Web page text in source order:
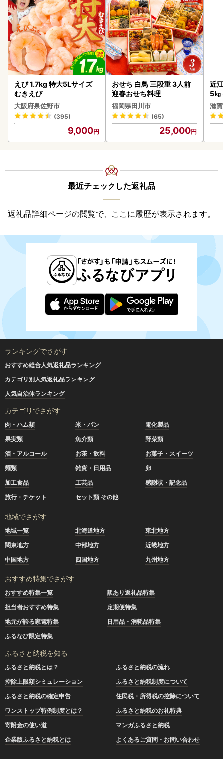
えび 1.7kg 特大5Lサイズ
むきえび
大阪府泉佐野市
(395)
9,000
おせち 白鳥 三段重 3人前
迎春おせち料理
福岡県田川市
(65)
25,000
近
5㎏
菜
滋
最近チェックした返礼品
返礼品詳細ページの閲覧で、ここに履歴が表示されます。
ランキングでさがす
おすすめ総合人気返礼品ランキング
カテゴリ別人気返礼品ランキング
人気自治体ランキング
カテゴリでさがす
肉・ハム類 米・パン
電化製品
果実類
魚介類
野菜類
酒・アルコール
お茶・飲料
お菓子・スイーツ
麺類
雑貨・日用品
卵
加工食品
工芸品
感謝状・記念品
旅行・チケット
セット類 その他
地域でさがす
地域一覧 北海道地方
東北地方
関東地方
中部地方
近畿地方
中国地方
四国地方 九州地方
おすすめ特集でさがす
おすすめ特集一覧
訳あり返礼品特集
担当者おすすめ特集
定期便特集
地元が誇る家電特集
日用品・消耗品特集
ふるなび限定特集
ふるさと納税を知る
ふるさと納税とは？
ふるさと納税の流れ
控除上限額シミュレーション
ふるさと納税制度について
ふるさと納税の確定申告
住民税・所得税の控除について
ワンストップ特例制度とは？
ふるさと納税のお礼特典
寄附金の使い道
マンガふるさと納税
企業版ふるさと納税とは
よくあるご質問・お問い合わせ